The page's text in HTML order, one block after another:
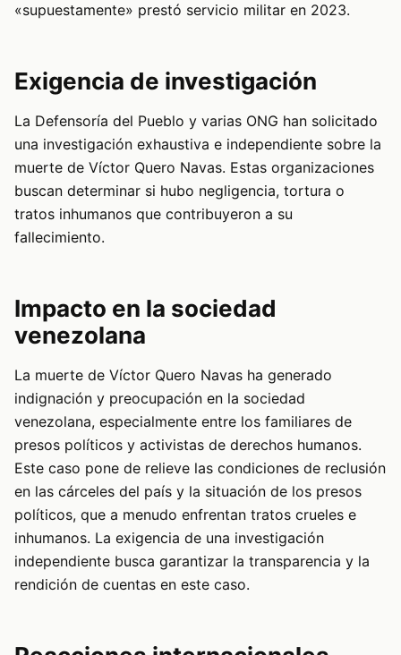
«supuestamente» prestó servicio militar en 2023.
Exigencia de investigación
La Defensoría del Pueblo y varias ONG han solicitado
una investigación exhaustiva e independiente sobre la
muerte de Víctor Quero Navas. Estas organizaciones
buscan determinar si hubo negligencia, tortura o
tratos inhumanos que contribuyeron a su
fallecimiento.
Impacto en la sociedad
venezolana
La muerte de Víctor Quero Navas ha generado
indignación y preocupación en la sociedad
venezolana, especialmente entre los familiares de
presos políticos y activistas de derechos humanos.
Este caso pone de relieve las condiciones de reclusión
en las cárceles del país y la situación de los presos
políticos, que a menudo enfrentan tratos crueles e
inhumanos. La exigencia de una investigación
independiente busca garantizar la transparencia y la
rendición de cuentas en este caso.